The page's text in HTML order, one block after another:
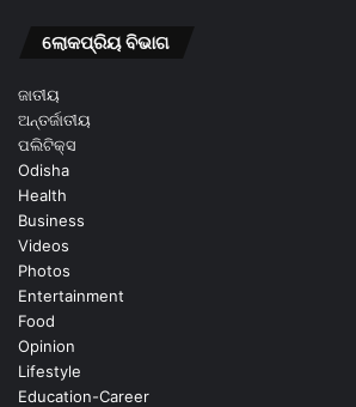
ଲୋକପ୍ରିୟ ବିଭାଗ
ଜାତୀୟ
ଅନ୍ତର୍ଜାତୀୟ
ପଲିଟିକ୍ସ
Odisha
Health
Business
Videos
Photos
Entertainment
Food
Opinion
Lifestyle
Education-Career